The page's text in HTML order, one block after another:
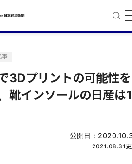
事
3Dプリントの可能性を
靴インソールの日産は1
公開日：
2021.08.31